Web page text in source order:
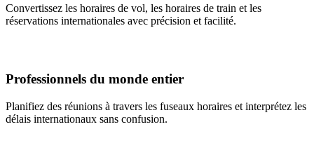
Convertissez les horaires de vol, les horaires de train et les
réservations internationales avec précision et facilité.
Professionnels du monde entier
Planifiez des réunions à travers les fuseaux horaires et interprétez les
délais internationaux sans confusion.